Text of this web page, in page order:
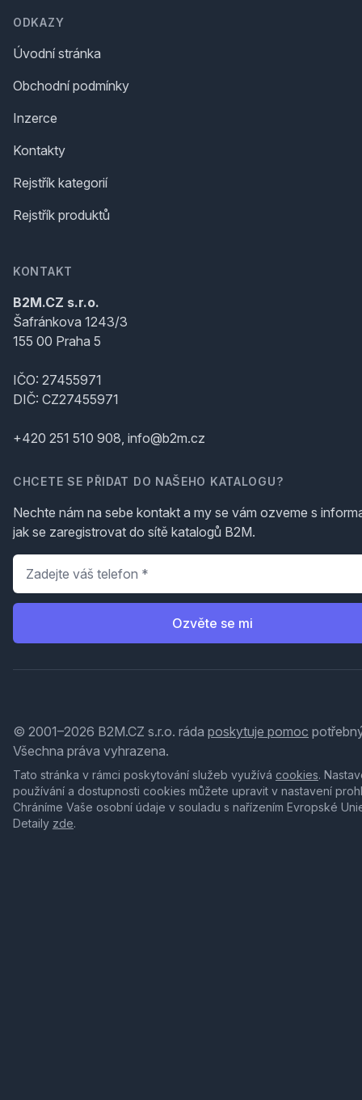
ODKAZY
Úvodní stránka
Obchodní podmínky
Inzerce
Kontakty
Rejstřík kategorií
Rejstřík produktů
KONTAKT
B2M.CZ s.r.o.
Šafránkova 1243/3
155 00 Praha 5
IČO: 27455971
DIČ: CZ27455971
+420 251 510 908, info@b2m.cz
CHCETE SE PŘIDAT DO NAŠEHO KATALOGU?
Nechte nám na sebe kontakt a my se vám ozveme s
jak se zaregistrovat do sítě katalogů B2M.
Telefon
Ozvěte se mi
© 2001–2026 B2M.CZ s.r.o. ráda poskytuje pomoc
Všechna práva vyhrazena.
Tato stránka v rámci poskytování služeb využívá cookies.
používání a dostupnosti cookies můžete upravit v nastavení
Chráníme Vaše osobní údaje v souladu s nařízením Evropské
Detaily zde.